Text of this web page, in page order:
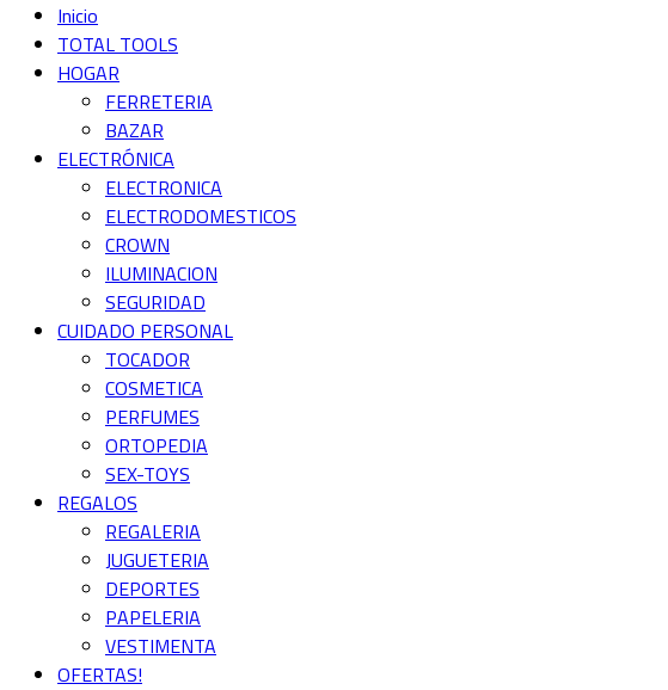
Inicio
TOTAL TOOLS
HOGAR
FERRETERIA
BAZAR
ELECTRÓNICA
ELECTRONICA
ELECTRODOMESTICOS
CROWN
ILUMINACION
SEGURIDAD
CUIDADO PERSONAL
TOCADOR
COSMETICA
PERFUMES
ORTOPEDIA
SEX-TOYS
REGALOS
REGALERIA
JUGUETERIA
DEPORTES
PAPELERIA
VESTIMENTA
OFERTAS!